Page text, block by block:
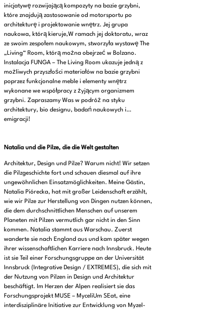
inicjatywę rozwijającą kompozyty na bazie grzybni,
które znajdują zastosowanie od motorsportu po
architekturę i projektowanie wnętrz. Jej grupa
naukowa, którą kieruje,W ramach jej doktoratu, wraz
ze swoim zespołem naukowym, stworzyła wystawę The
„Living“ Room, którą można obejrzeć w Bolzano.
Instalacja FUNGA – The Living Room ukazuje jedną z
możliwych przyszłości materiałów na bazie grzybni
poprzez funkcjonalne meble i elementy wnętrz
wykonane we współpracy z żyjącym organizmem
grzybni. Zapraszamy Was w podróż na styku
architektury, bio designu, badań naukowych i…
emigracji!
Natalia und die Pilze, die die Welt gestalten
Architektur, Design und Pilze? Warum nicht! Wir setzen
die Pilzgeschichte fort und schauen diesmal auf ihre
ungewöhnlichen Einsatzmöglichkeiten. Meine Gästin,
Natalia Piórecka, hat mit großer Leidenschaft erzählt,
wie wir Pilze zur Herstellung von Dingen nutzen können,
die dem durchschnittlichen Menschen auf unserem
Planeten mit Pilzen vermutlich gar nicht in den Sinn
kommen. Natalia stammt aus Warschau. Zuerst
wanderte sie nach England aus und kam später wegen
ihrer wissenschaftlichen Karriere nach Innsbruck. Heute
ist sie Teil einer Forschungsgruppe an der Universität
Innsbruck (Integrative Design / EXTREMES), die sich mit
der Nutzung von Pilzen in Design und Architektur
beschäftigt. Im Herzen der Alpen realisiert sie das
Forschungsprojekt MUSE – MyceliUm SEat, eine
interdisziplinäre Initiative zur Entwicklung von Myzel-